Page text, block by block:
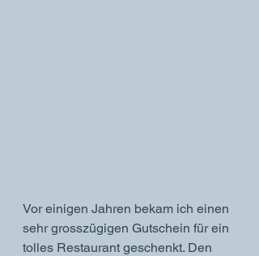
Vor einigen Jahren bekam ich einen
sehr grosszügigen Gutschein für ein
tolles Restaurant geschenkt. Den